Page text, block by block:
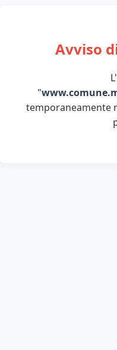
Avviso
"
temporaneamente